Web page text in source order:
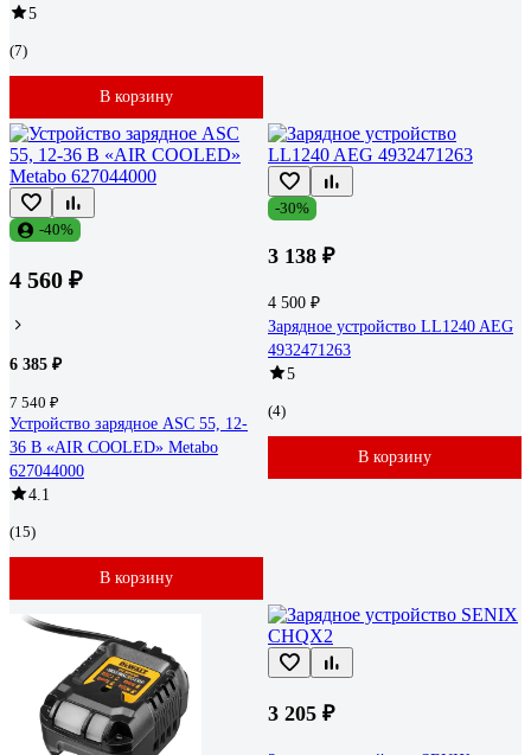
5
(7)
В корзину
-40%
4 560 ₽
6 385 ₽
7 540 ₽
Устройство зарядное ASC 55, 12-
36 В «AIR COOLED» Metabo
627044000
4.1
(15)
В корзину
-30%
3 138 ₽
4 500 ₽
Зарядное устройство LL1240 AEG
4932471263
5
(4)
В корзину
3 205 ₽